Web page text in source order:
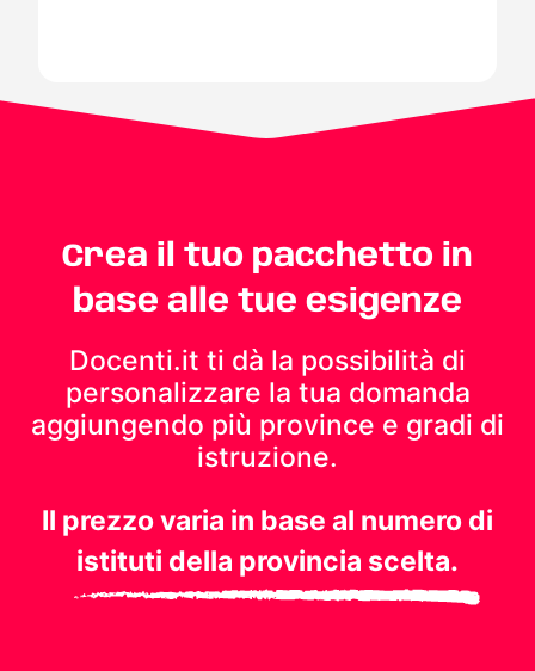
Crea il tuo pacchetto in
base alle tue esigenze
Docenti.it ti dà la possibilità di
personalizzare la tua domanda
aggiungendo più province e gradi di
istruzione.
Il prezzo varia in base al numero di
istituti della provincia scelta.